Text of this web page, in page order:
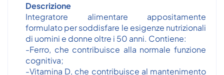
Descrizione
Integratore alimentare appositamente
formulato per soddisfare le esigenze nutrizionali
di uomini e donne oltre i 50 anni. Contiene:
-Ferro, che contribuisce alla normale funzione
cognitiva;
-Vitamina D, che contribuisce al mantenimento